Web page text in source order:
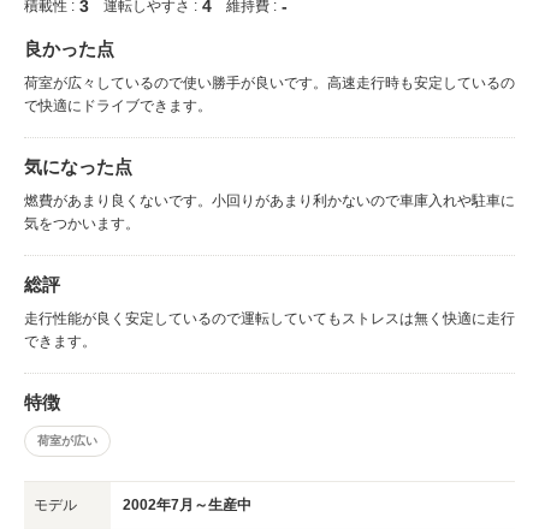
積載性 : 3 運転しやすさ : 4 維持費 : -
良かった点
荷室が広々しているので使い勝手が良いです。高速走行時も安定しているの
で快適にドライブできます。
気になった点
燃費があまり良くないです。小回りがあまり利かないので車庫入れや駐車に
気をつかいます。
総評
走行性能が良く安定しているので運転していてもストレスは無く快適に走行
できます。
特徴
荷室が広い
モデル 2002年7月～生産中